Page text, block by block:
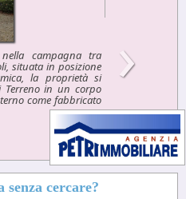
campagna tra
situata in posizione
la proprietà si
Terreno in un corpo
come fabbricato
›
senza cercare?